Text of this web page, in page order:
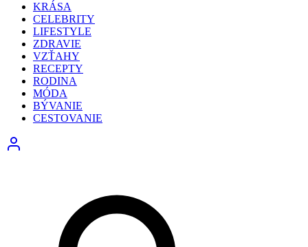
KRÁSA
CELEBRITY
LIFESTYLE
ZDRAVIE
VZŤAHY
RECEPTY
RODINA
MÓDA
BÝVANIE
CESTOVANIE